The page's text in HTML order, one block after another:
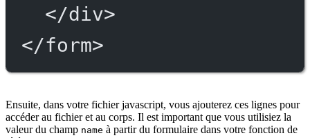
</div>
</form>
Ensuite, dans votre fichier javascript, vous ajouterez ces lignes pour
accéder au fichier et au corps. Il est important que vous utilisiez la
valeur du champ name à partir du formulaire dans votre fonction de